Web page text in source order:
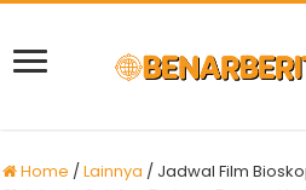
Home /Lainnya / Jadwal Film